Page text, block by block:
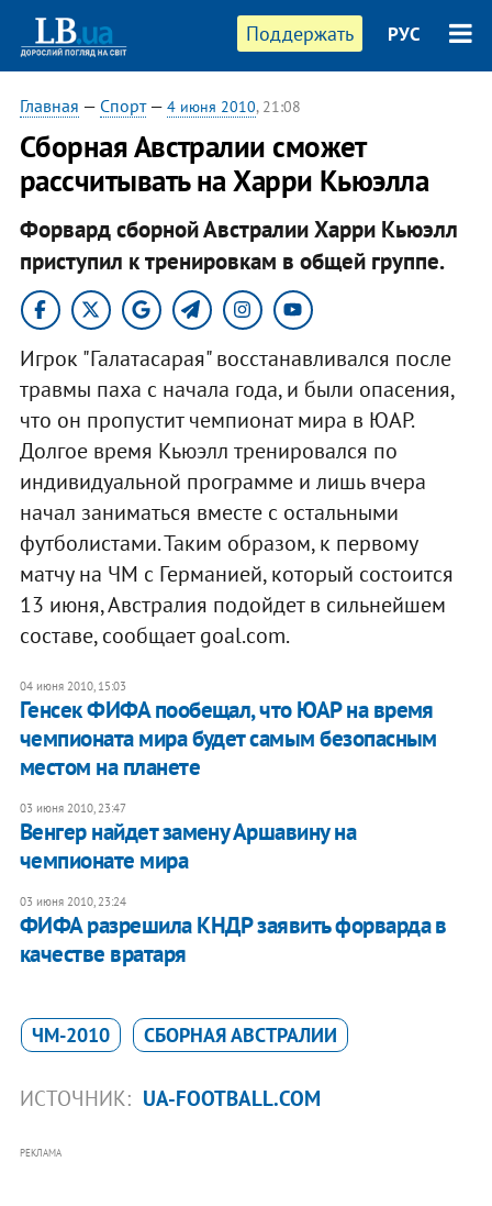
Поддержать РУС
Главная — Спорт— 4 июня 2010, 21:08
Cборная Австралии сможет
рассчитывать на Харри Кьюэлла
Форвард сборной Австралии Харри Кьюэлл
приступил к тренировкам в общей группе.
Игрок "Галатасарая" восстанавливался после
травмы паха с начала года, и были опасения,
что он пропустит чемпионат мира в ЮАР.
Долгое время Кьюэлл тренировался по
индивидуальной программе и лишь вчера
начал заниматься вместе с остальными
футболистами. Таким образом, к первому
матчу на ЧМ с Германией, который состоится
13 июня, Австралия подойдет в сильнейшем
составе, сообщает goal.com.
04 июня 2010, 15:03
Генсек ФИФА пообещал, что ЮАР на время
чемпионата мира будет самым безопасным
местом на планете
03 июня 2010, 23:47
Венгер найдет замену Аршавину на
чемпионате мира
03 июня 2010, 23:24
ФИФА разрешила КНДР заявить форварда в
качестве вратаря
ЧМ-2010 СБОРНАЯ АВСТРАЛИИ
ИСТОЧНИК: UA-FOOTBALL.COM
РЕКЛАМА